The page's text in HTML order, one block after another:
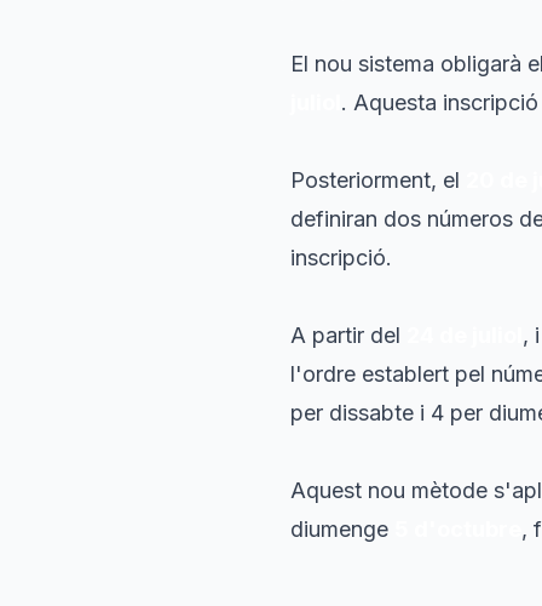
El nou sistema obligarà
. Aquesta
Posteriorment, el
definiran dos números
inscripció.
A partir del
,
l'ordre establert pel
per dissabte i 4 per
Aquest nou mètode
diumenge
,